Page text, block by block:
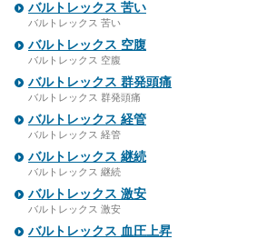
バルトレックス 苦い
バルトレックス 苦い
バルトレックス 空腹
バルトレックス 空腹
バルトレックス 群発頭痛
バルトレックス 群発頭痛
バルトレックス 経管
バルトレックス 経管
バルトレックス 継続
バルトレックス 継続
バルトレックス 激安
バルトレックス 激安
バルトレックス 血圧上昇